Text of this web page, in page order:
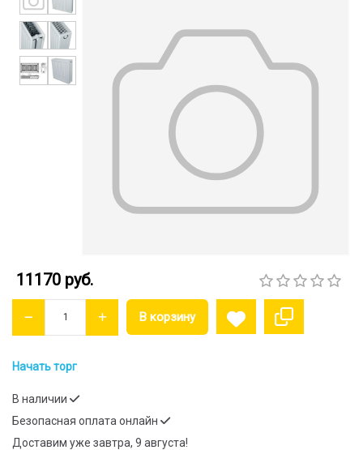
11170 руб.
Начать торг
В наличии
Безопасная оплата онлайн
Доставим уже завтра, 9 августа!